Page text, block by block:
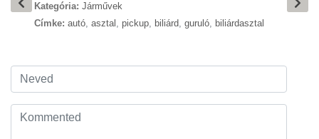
Kategória: Járművek
Címke: autó, asztal , pickup, biliárd, guruló, biliárdasztal